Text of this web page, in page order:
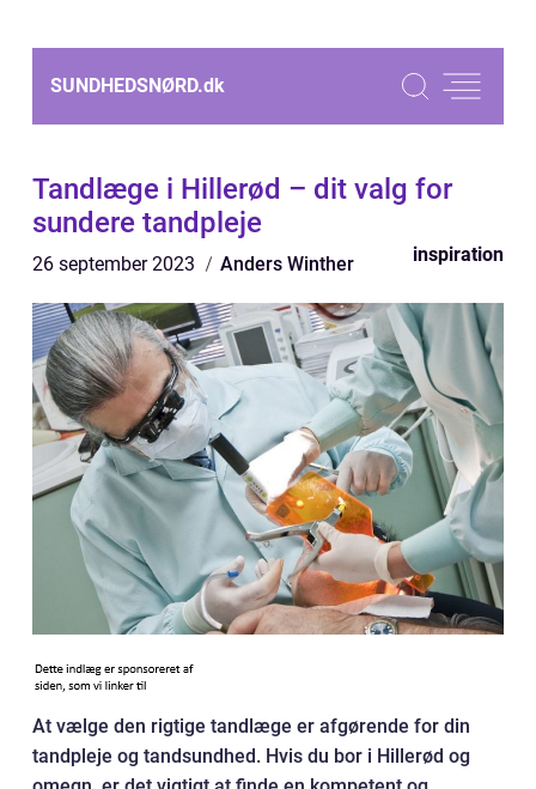
SUNDHEDSNØRD.dk
Tandlæge i Hillerød – dit valg for
sundere tandpleje
26 september 2023 Anders Winther inspiration
At vælge den rigtige tandlæge er afgørende for din
tandpleje og tandsundhed. Hvis du bor i Hillerød og